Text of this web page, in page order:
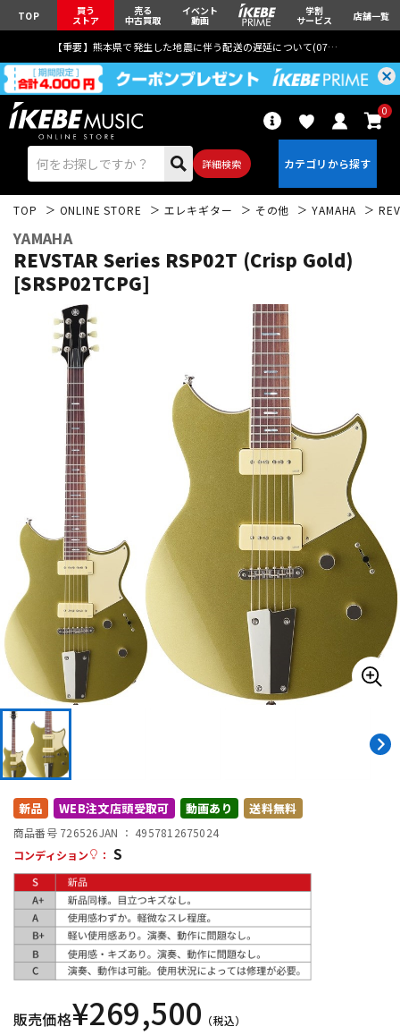
TOP 買う
ストア
売る
中古買取
イベント
動画
学割
サービス 店舗一覧
【重要】熊本県で発生した地震に伴う配送の遅延について(07月29日
詳細検索
0
エレキギター アコギ/エレアコ
ウクレレ
ドラム パーカッション
キーボード 電子ピアノ
管楽器 その他楽器
アンプ エフェクター
DJ機器 DTM
配信/ライブ機器
中古 ヴィンテージ
TOP ONLINE STORE エレキギター その他 YAMAHA
YAMAHA
REVSTAR Series RSP02T (Crisp Gold)
[SRSP02TCPG]
新品 WEB注文店頭受取可 動画あり 送料無料
商品番号 726526JAN ： 4957812675024
コンディション
： S
販売価格¥269,500 （税込）